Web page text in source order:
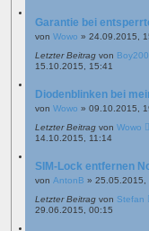
Garantie bei
von Wowo » 24.09.2015,
Letzter Beitrag von
15.10.2015, 15:41
Diodenblinken bei
von Wowo » 09.10.2015,
Letzter Beitrag von Wowo
14.10.2015, 11:14
SIM-Lock entfernen
von AntonB » 25.05.2015,
Letzter Beitrag von Stefan
29.06.2015, 00:15